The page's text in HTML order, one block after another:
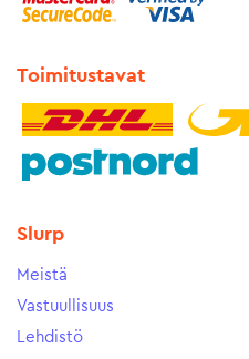
Toimitustavat
Slurp
Meistä
Vastuullisuus
Lehdistö